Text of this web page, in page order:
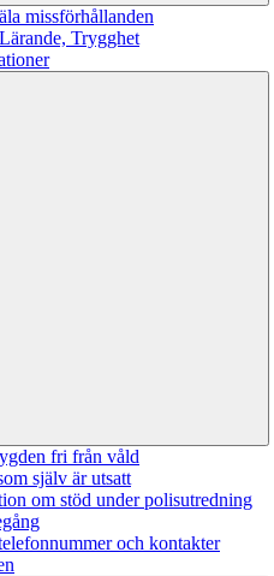
missförhållanden
Trygghet
fri från våld
själv är utsatt
om stöd under polisutredning
och kontakter